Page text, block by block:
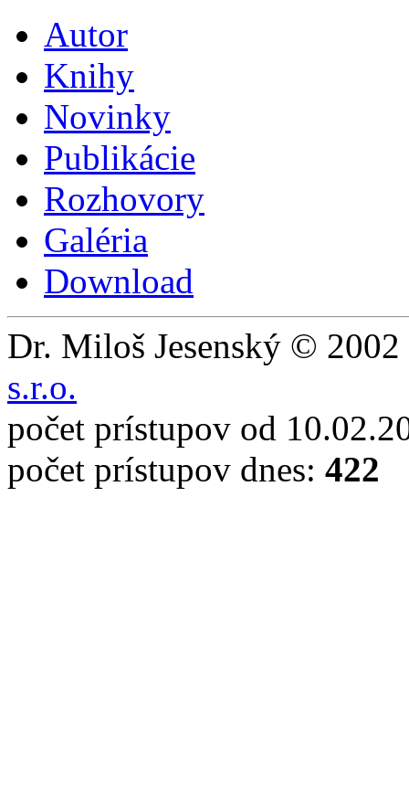
Autor
Knihy
Novinky
Publikácie
Rozhovory
Galéria
Download
Dr. Miloš Jesenský ©
s.r.o.
počet prístupov od
počet prístupov dnes: 422